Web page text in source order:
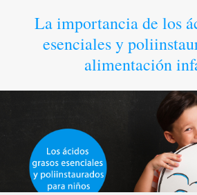
La importancia de los
esenciales y
alimentación